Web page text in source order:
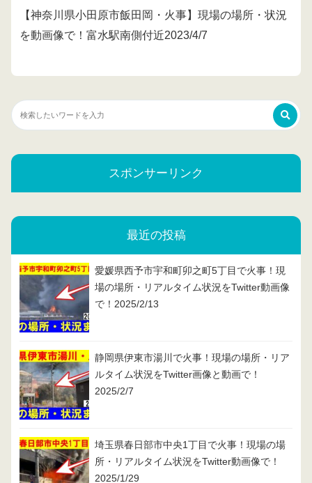
【神奈川県小田原市飯田岡・火事】現場の場所・状況
を動画像で！富水駅南側付近2023/4/7
スポンサーリンク
最近の投稿
愛媛県西予市宇和町卯之町5丁目で火事！現
場の場所・リアルタイム状況をTwitter動画像
で！2025/2/13
静岡県伊東市湯川で火事！現場の場所・リア
ルタイム状況をTwitter画像と動画で！
2025/2/7
埼玉県春日部市中央1丁目で火事！現場の場
所・リアルタイム状況をTwitter動画像で！
2025/1/29